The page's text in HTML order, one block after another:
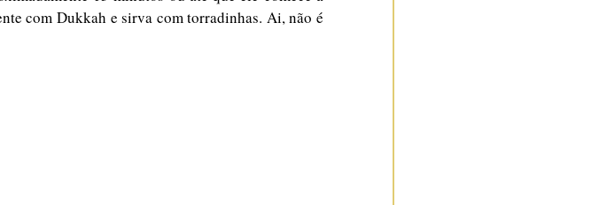
com Dukkah e sirva com torradinhas. Ai, não é